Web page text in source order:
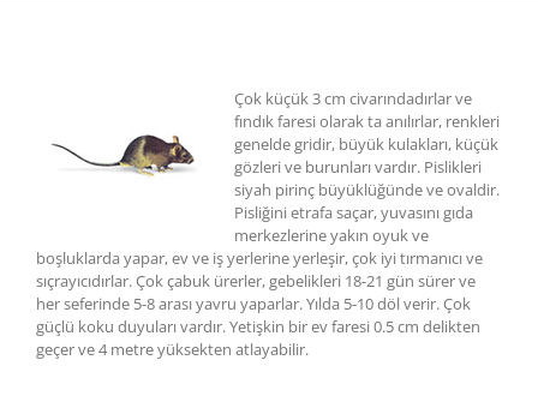
Çok küçük 3 cm civarındadırlar ve
fındık faresi olarak ta anılırlar, renkleri
genelde gridir, büyük kulakları, küçük
gözleri ve burunları vardır. Pislikleri
siyah pirinç büyüklüğünde ve ovaldir.
Pisliğini etrafa saçar, yuvasını gıda
merkezlerine yakın oyuk ve
boşluklarda yapar, ev ve iş yerlerine yerleşir, çok iyi tırmanıcı ve
sıçrayıcıdırlar. Çok çabuk ürerler, gebelikleri 18-21 gün sürer ve
her seferinde 5-8 arası yavru yaparlar. Yılda 5-10 döl verir. Çok
güçlü koku duyuları vardır. Yetişkin bir ev faresi 0.5 cm delikten
geçer ve 4 metre yüksekten atlayabilir.